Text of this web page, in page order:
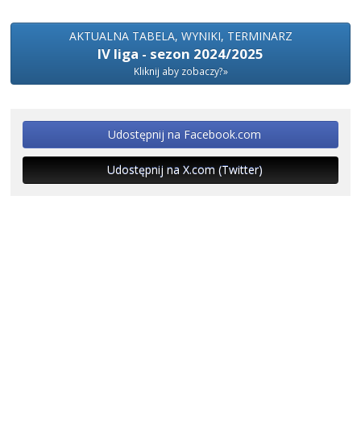
AKTUALNA TABELA, WYNIKI, TERMINARZ
IV liga - sezon 2024/2025
Kliknij aby zobaczy?»
Udostępnij na Facebook.com
Udostępnij na X.com (Twitter)